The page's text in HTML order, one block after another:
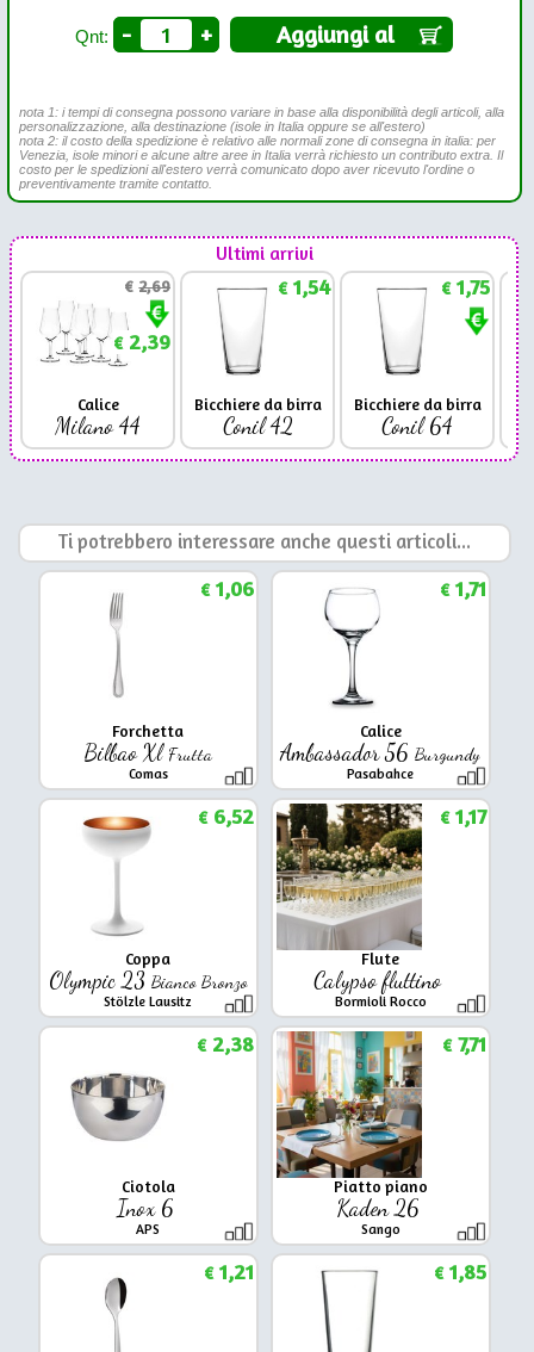
Qnt: - + Aggiungi al
nota 1: i tempi di consegna possono variare in base alla disponibilità degli articoli, alla
personalizzazione, alla destinazione (isole in Italia oppure se all'estero)
nota 2: il costo della spedizione è relativo alle normali zone di consegna in italia: per
Venezia, isole minori e alcune altre aree in Italia verrà richiesto un contributo extra. Il
costo per le spedizioni all'estero verrà comunicato dopo aver ricevuto l'ordine o
preventivamente tramite contatto.
Ultimi arrivi
€2,69
€2,39
Calice
Milano 44
€1,54
Bicchiere da birra
Conil 42
€1,75
Bicchiere da birra
Conil 64
Ti potrebbero interessare anche questi articoli...
Forchetta
Bilbao Xl Frutta
Comas
€1,06
Calice
Ambassador 56Burgundy
Pasabahce
€1,71
Coppa
Olympic 23 Bianco Bronzo
Stölzle Lausitz
€6,52
Flute
Calypso fluttino
Bormioli Rocco
€1,17
Ciotola
Inox 6
APS
€2,38
Piatto piano
Kaden 26
Sango
€7,71
€1,21 €1,85